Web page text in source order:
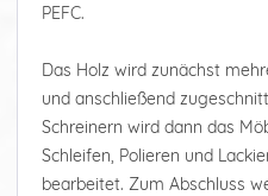
PEFC.
Das Holz wird zunächst
und anschließend
Schreinern wird dann das
Schleifen, Polieren und
bearbeitet. Zum Abschluss